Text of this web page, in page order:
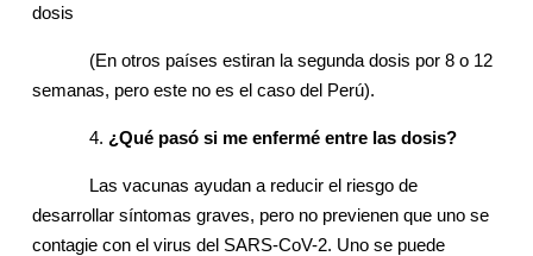
dosis
(En otros países estiran la segunda dosis por 8 o 12
semanas, pero este no es el caso del Perú).
4. ¿Qué pasó si me enfermé entre las dosis?
Las vacunas ayudan a reducir el riesgo de
desarrollar síntomas graves, pero no previenen que uno se
contagie con el virus del SARS-CoV-2. Uno se puede